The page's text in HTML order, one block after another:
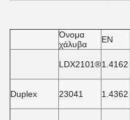
Όνομα
χάλυβα
EN
LDX2101®1.4162
Duplex 23041 1.4362